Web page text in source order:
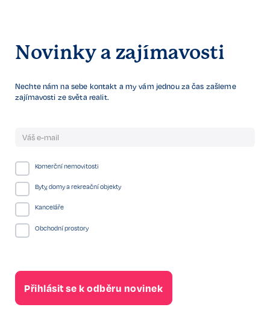
Novinky a zajímavosti
Nechte nám na sebe kontakt a my vám jednou za čas zašleme
zajímavosti ze světa realit.
Komerční nemovitosti
Byty, domy a rekreační objekty
Kanceláře
Obchodní prostory